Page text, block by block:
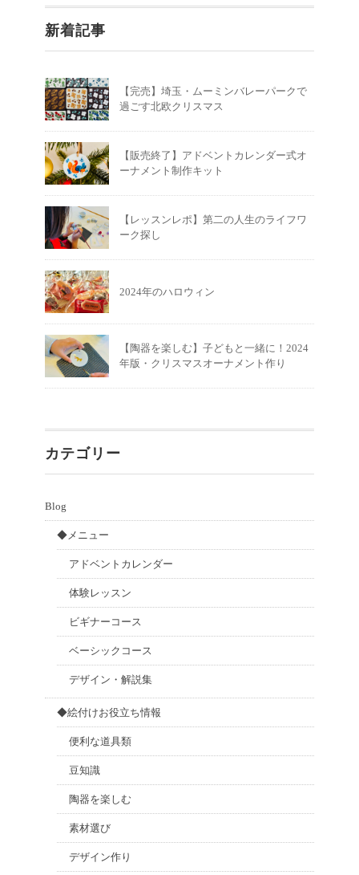
新着記事
【完売】埼玉・ムーミンバレーパークで
過ごす北欧クリスマス
【販売終了】アドベントカレンダー式オ
ーナメント制作キット
【レッスンレポ】第二の人生のライフワ
ーク探し
2024年のハロウィン
【陶器を楽しむ】子どもと一緒に！2024
年版・クリスマスオーナメント作り
カテゴリー
Blog
◆メニュー
アドベントカレンダー
体験レッスン
ビギナーコース
ベーシックコース
デザイン・解説集
◆絵付けお役立ち情報
便利な道具類
豆知識
陶器を楽しむ
素材選び
デザイン作り